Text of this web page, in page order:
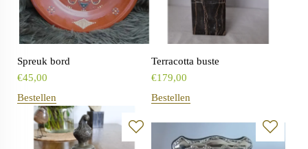
Spreuk bord
€45,00
Bestellen
Terracotta buste
€179,00
Bestellen